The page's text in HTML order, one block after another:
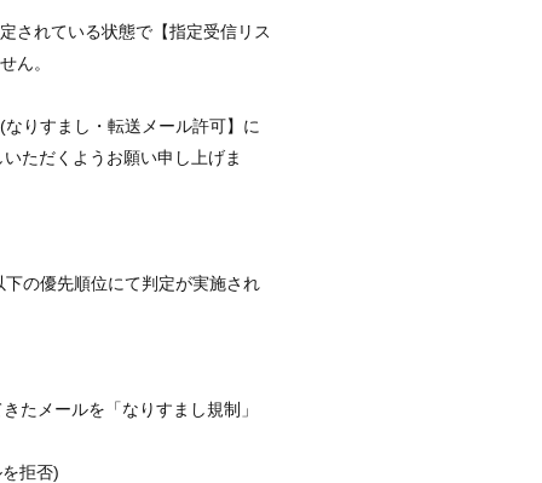
されている状態で【指定受信リス
ん。
りすまし・転送メール許可】に
ただくようお願い申し上げま
の優先順位にて判定が実施され
たメールを「なりすまし規制」
拒否)